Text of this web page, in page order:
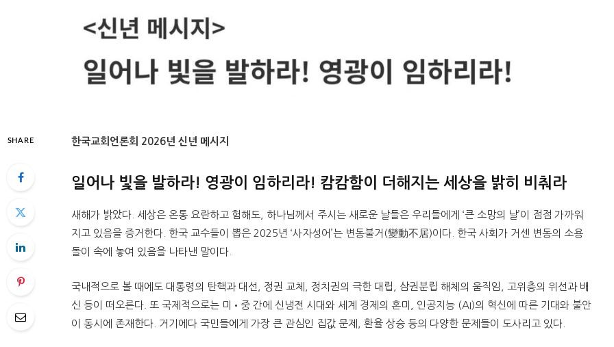
SHARE 한국교회언론회 2026년 신년 메시지
일어나 빛을 발하라! 영광이 임하리라! 캄캄함이 더해지는 세상을 밝히 비춰라
새해가 밝았다. 세상은 온통 요란하고 험해도, 하나님께서 주시는 새로운 날들은 우리들에게 ‘큰 소망의 날’이 점점 가까워
지고 있음을 증거한다. 한국 교수들이 뽑은 2025년 ‘사자성어’는 변동불거(變動不居)이다. 한국 사회가 거센 변동의 소용
돌이 속에 놓여 있음을 나타낸 말이다.
국내적으로 볼 때에도 대통령의 탄핵과 대선, 정권 교체, 정치권의 극한 대립, 삼권분립 해체의 움직임, 고위층의 위선과 배
신 등이 떠오른다. 또 국제적으로는 미•중 간에 신냉전 시대와 세계 경제의 혼미, 인공지능 (AI)의 혁신에 따른 기대와 불안
이 동시에 존재한다. 거기에다 국민들에게 가장 큰 관심인 집값 문제, 환율 상승 등의 다양한 문제들이 도사리고 있다.